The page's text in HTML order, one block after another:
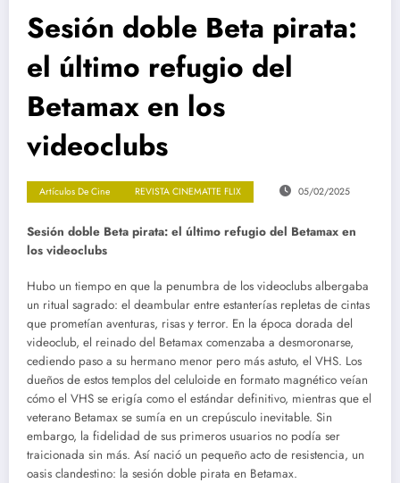
Sesión doble Beta pirata:
el último refugio del
Betamax en los
videoclubs
Artículos De Cine REVISTA CINEMATTE FLIX 05/02/2025
Sesión doble Beta pirata: el último refugio del Betamax en
los videoclubs
Hubo un tiempo en que la penumbra de los videoclubs albergaba
un ritual sagrado: el deambular entre estanterías repletas de cintas
que prometían aventuras, risas y terror. En la época dorada del
videoclub, el reinado del Betamax comenzaba a desmoronarse,
cediendo paso a su hermano menor pero más astuto, el VHS. Los
dueños de estos templos del celuloide en formato magnético veían
cómo el VHS se erigía como el estándar definitivo, mientras que el
veterano Betamax se sumía en un crepúsculo inevitable. Sin
embargo, la fidelidad de sus primeros usuarios no podía ser
traicionada sin más. Así nació un pequeño acto de resistencia, un
oasis clandestino: la sesión doble pirata en Betamax.